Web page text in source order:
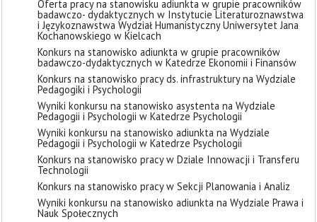
Oferta pracy na stanowisku adiunkta w grupie pracowników
badawczo- dydaktycznych w Instytucie Literaturoznawstwa
i Językoznawstwa Wydział Humanistyczny Uniwersytet Jana
Kochanowskiego w Kielcach
Konkurs na stanowisko adiunkta w grupie pracowników
badawczo-dydaktycznych w Katedrze Ekonomii i Finansów
Konkurs na stanowisko pracy ds. infrastruktury na Wydziale
Pedagogiki i Psychologii
Wyniki konkursu na stanowisko asystenta na Wydziale
Pedagogii i Psychologii w Katedrze Psychologii
Wyniki konkursu na stanowisko adiunkta na Wydziale
Pedagogii i Psychologii w Katedrze Psychologii
Konkurs na stanowisko pracy w Dziale Innowacji i Transferu
Technologii
Konkurs na stanowisko pracy w Sekcji Planowania i Analiz
Wyniki konkursu na stanowisko adiunkta na Wydziale Prawa i
Nauk Społecznych